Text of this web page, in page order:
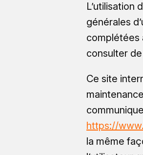
L’utilisation
générales
complétées
consulter
Ce site
https://
la même